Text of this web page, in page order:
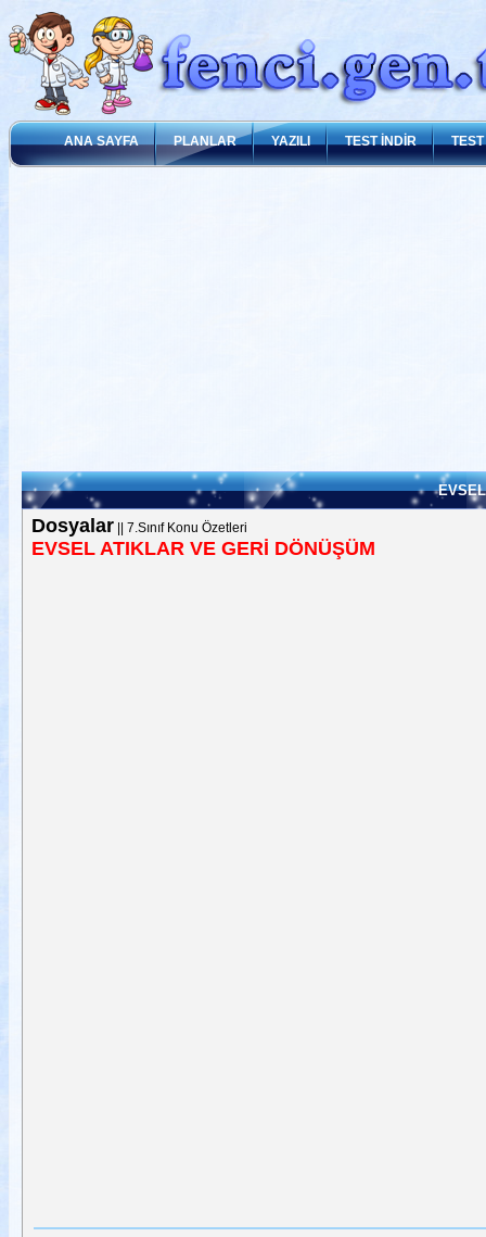
ANA SAYFA PLANLAR YAZILI TEST İNDİR
Dosyalar|| 7.Sınıf Konu Özetleri
EVSEL ATIKLAR VE GERİ DÖNÜŞÜM